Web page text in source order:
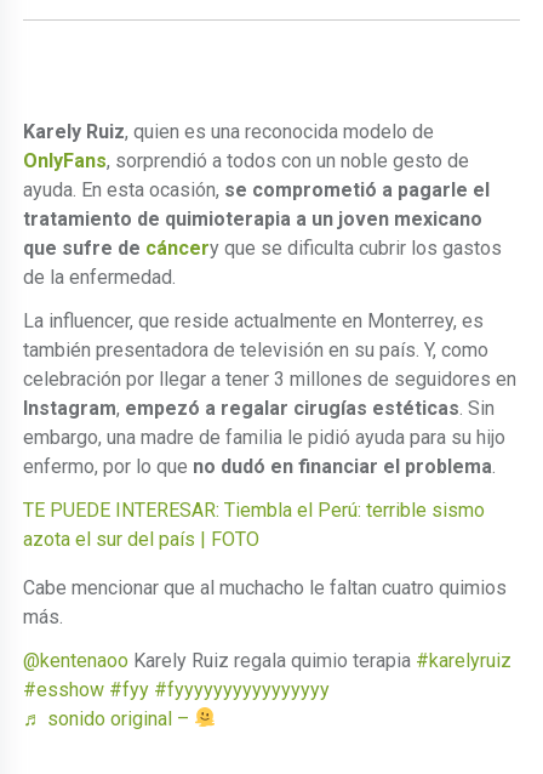
Karely Ruiz, quien es una reconocida modelo de
OnlyFans, sorprendió a todos con un noble gesto de
ayuda. En esta ocasión, se comprometió a pagarle el
tratamiento de quimioterapia a un joven mexicano
que sufre de cáncery que se dificulta cubrir los gastos
de la enfermedad.
La influencer, que reside actualmente en Monterrey, es
también presentadora de televisión en su país. Y, como
celebración por llegar a tener 3 millones de seguidores en
Instagram, empezó a regalar cirugías estéticas . Sin
embargo, una madre de familia le pidió ayuda para su hijo
enfermo, por lo que no dudó en financiar el problema
TE PUEDE INTERESAR: Tiembla el Perú: terrible sismo
azota el sur del país | FOTO
Cabe mencionar que al muchacho le faltan cuatro quimios
más.
@kentenaoo Karely Ruiz regala quimio terapia #karelyruiz
#esshow #fyy #fyyyyyyyyyyyyyyyy
♬ sonido original –